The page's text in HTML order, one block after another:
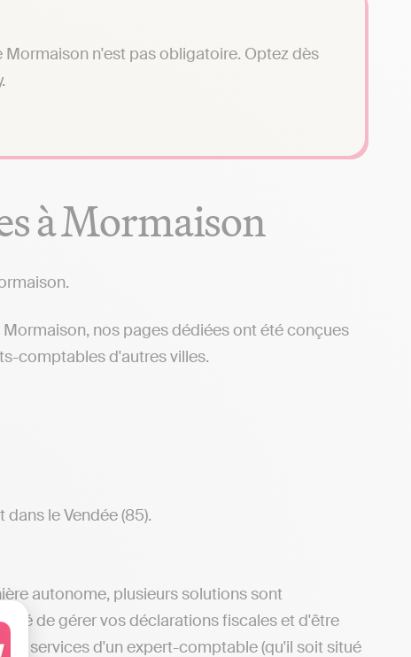
vos Options
n'est pas obligatoire. Optez dès
à Mormaison
nos pages dédiées ont été conçues
comptables d'autres villes.
le Vendée (85).
autonome, plusieurs solutions sont
de gérer vos déclarations fiscales et d'être
services d'un expert-comptable (qu'il soit situé